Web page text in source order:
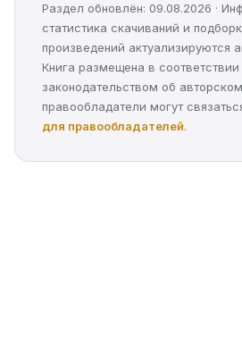
Раздел обновлён: 09.08.2026 ·
статистика скачиваний и
произведений актуализируются
Книга размещена в соответствии
законодательством об
правообладатели могут
для правообладателей.